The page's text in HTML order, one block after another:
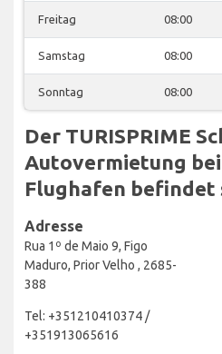
Freitag 08:00
Samstag 08:00
Sonntag 08:00
Der TURISPRIME
Autovermietung
Flughafen befindet
Adresse
Rua 1º de Maio 9, Figo
Maduro, Prior Velho , 2685-
388
Tel: +351210410374 /
+351913065616